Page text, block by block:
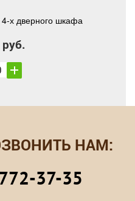
4-х дверного шкафа
НАМ:
37-35